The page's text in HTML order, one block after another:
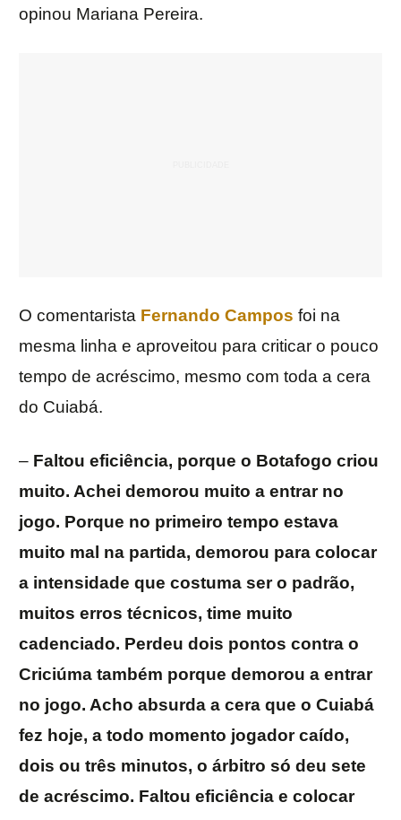
opinou Mariana Pereira.
O comentarista Fernando Campos foi na
mesma linha e aproveitou para criticar o pouco
tempo de acréscimo, mesmo com toda a cera
do Cuiabá.
– Faltou eficiência, porque o Botafogo criou
muito. Achei demorou muito a entrar no
jogo. Porque no primeiro tempo estava
muito mal na partida, demorou para colocar
a intensidade que costuma ser o padrão,
muitos erros técnicos, time muito
cadenciado. Perdeu dois pontos contra o
Criciúma também porque demorou a entrar
no jogo. Acho absurda a cera que o Cuiabá
fez hoje, a todo momento jogador caído,
dois ou três minutos, o árbitro só deu sete
de acréscimo. Faltou eficiência e colocar